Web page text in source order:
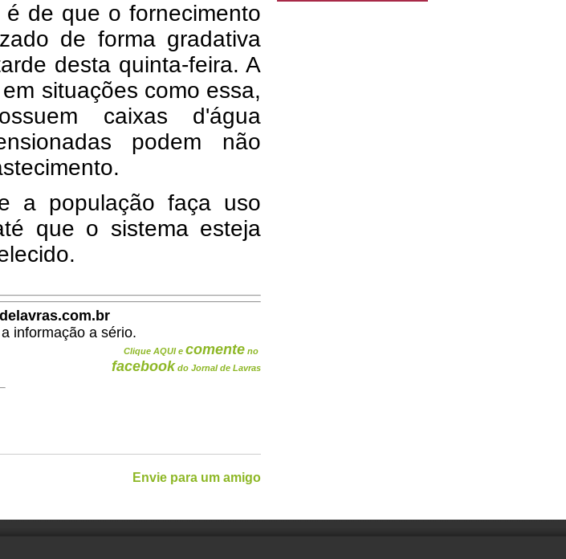
de que o fornecimento
de forma gradativa
desta quinta-feira. A
situações como essa,
caixas d'água
podem não
a população faça uso
que o sistema esteja
informação a sério.
Clique AQUI e comente no
facebook do Jornal de Lavras
Envie para um amigo